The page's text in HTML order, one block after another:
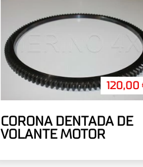
120,00
CORONA DENTADA DE
VOLANTE MOTOR